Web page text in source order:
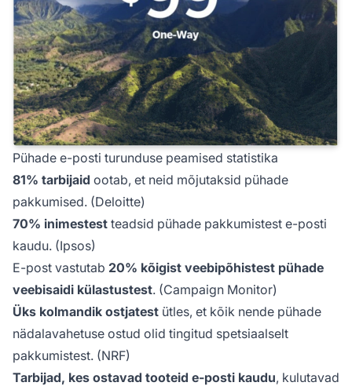
Pühade e-posti turunduse peamised statistika
81% tarbijaid ootab, et neid mõjutaksid pühade
pakkumised. (Deloitte)
70% inimestest teadsid pühade pakkumistest e-posti
kaudu. (Ipsos)
E-post vastutab 20% kõigist veebipõhistest pühade
veebisaidi külastustest. (Campaign Monitor)
Üks kolmandik ostjatest ütles, et kõik nende pühade
nädalavahetuse ostud olid tingitud spetsiaalselt
pakkumistest. (NRF)
Tarbijad, kes ostavad tooteid e-posti kaudu, kulutavad